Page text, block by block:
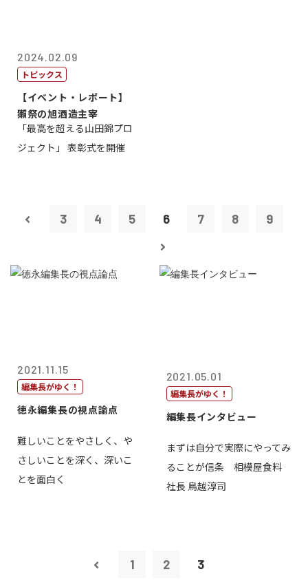
2024.02.09
トピックス
【イベント・レポート】
獺祭の旭酒造主宰
「最高を超える山田錦プロ
ジェクト」 表彰式を開催
3 4 5 6 7 8 9
2021.11.15
編集長がゆく！
徳永編集長の視点論点
難しいことをやさしく、や
さしいことを深く、深いこ
とを面白く
2021.05.01
編集長がゆく！
編集長インタビュー
まずは自分で実際にやってみ
ることが信条 相模屋食料
社長 鳥越淳司
1 2 3